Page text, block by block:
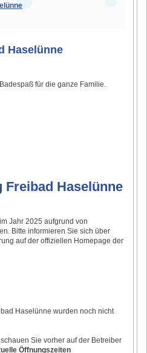
Haselünne
für die ganze Familie.
Haselünne
Jahr 2025 aufgrund von
Bitte informieren Sie sich über
auf der offiziellen Homepage der
Haselünne wurden noch nicht
Sie vorher auf der Betreiber
Öffnungszeiten